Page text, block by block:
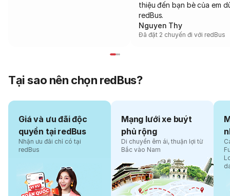
thiệu đến bạn bè của em
redBus.
Nguyen Thy
Đã đặt 2 chuyến đi với redBus
Tại sao nên chọn redBus?
Giá và ưu đãi độc
quyền tại redBus
Nhận ưu đãi chỉ có tại
redBus
Mạng lưới xe buýt
phủ rộng
Di chuyển êm ái, thuận lợi từ
Bắc vào Nam